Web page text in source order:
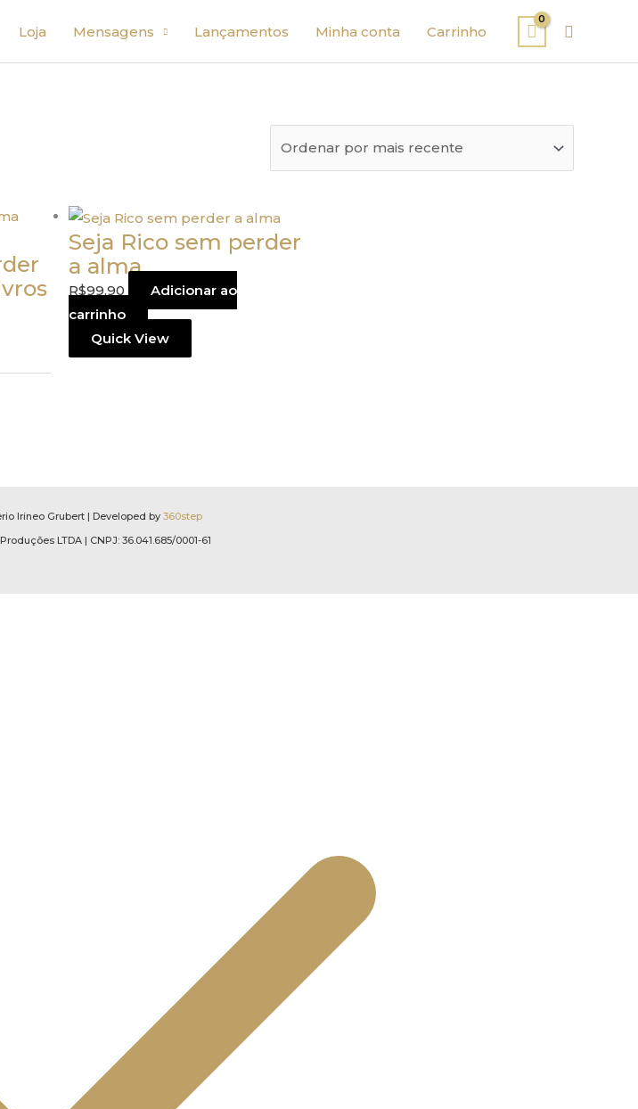
Loja Mensagens Lançamentos Minha conta Carrinho
Seja Rico sem perder
a alma
R$99,90
Adicionar ao
carrinho
Quick View
Irineo Grubert | Developed by 360step
LTDA | CNPJ: 36.041.685/0001-61